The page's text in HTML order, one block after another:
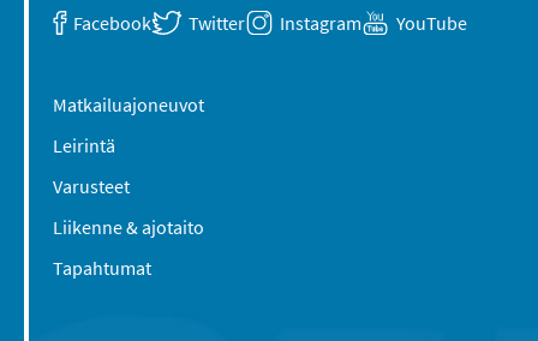
Facebook Twitter Instagram YouTube
Matkailuajoneuvot
Leirintä
Varusteet
Liikenne & ajotaito
Tapahtumat